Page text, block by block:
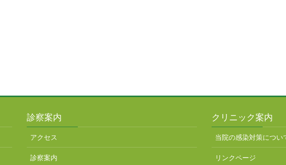
診察案内
アクセス
診察案内
クリニック案内
当院の感染対策につい
リンクページ